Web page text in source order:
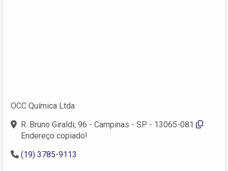
OCC Química Ltda
R. Bruno Giraldi, 96 - Campinas - SP - 13065-081
Endereço copiado!
(19) 3785-9113